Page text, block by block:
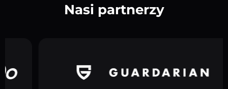
Nasi partnerzy